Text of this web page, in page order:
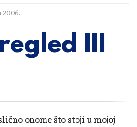
2006.
III
onome što stoji u mojoj